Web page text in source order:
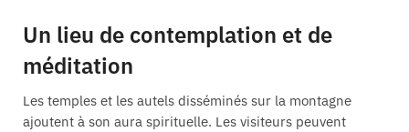
Un lieu de contemplation et de
méditation
Les temples et les autels disséminés sur la montagne
ajoutent à son aura spirituelle. Les visiteurs peuvent